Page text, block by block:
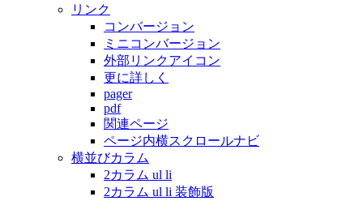
リンク
コンバージョン
ミニコンバージョン
外部リンクアイコン
更に詳しく
pager
pdf
関連ページ
ページ内横スクロールナビ
横並びカラム
2カラム ul li
2カラム ul li 装飾版